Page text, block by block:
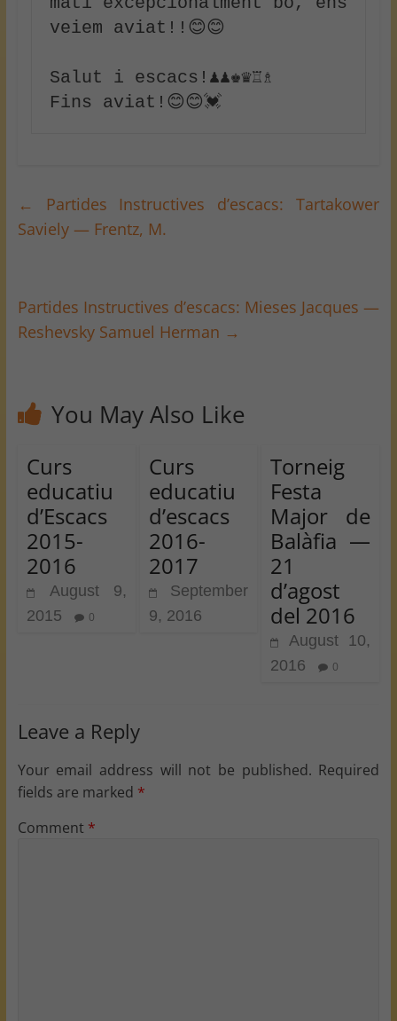
veiem aviat!!😊😊
Salut i escacs!♟♟♚♛♖♗
Fins aviat!😊😊💓
←
Partides Instructives d’escacs: Tartakower
Saviely — Frentz, M.
Partides Instructives d’escacs: Mieses Jacques —
Reshevsky Samuel Herman →
You May Also Like
Curs
educatiu
d’Escacs
2015-
2016
August 9,
2015
0
Curs
educatiu
d’escacs
2016-
2017
September
9, 2016
Torneig
Festa
Major de
Balàfia —
21
d’agost
del 2016
August 10,
2016
0
Leave a Reply
Your email address will not be published. Required
fields are marked *
Comment *